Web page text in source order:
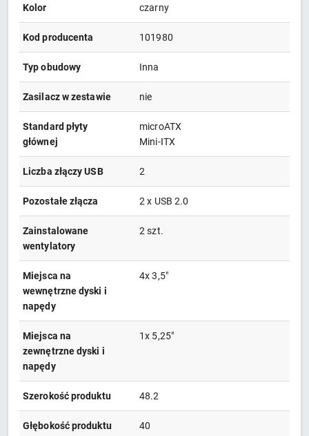
Kolor czarny
Kod producenta 101980
Typ obudowy Inna
Zasilacz w zestawie nie
Standard płyty
głównej
microATX
Mini-ITX
Liczba złączy USB 2
Pozostałe złącza 2 x USB 2.0
Zainstalowane
wentylatory
2 szt.
Miejsca na
wewnętrzne dyski i
napędy
4x 3,5"
Miejsca na
zewnętrzne dyski i
napędy
1x 5,25"
Szerokość produktu 48.2
Głębokość produktu 40